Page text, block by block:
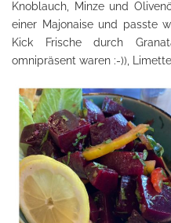
Knoblauch, Minze und
einer Majonaise und passte
Kick Frische durch
omnipräsent waren :-)),